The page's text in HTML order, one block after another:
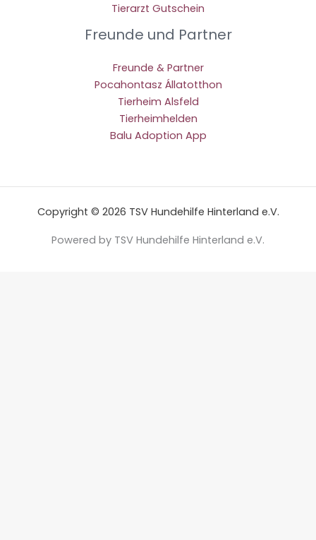
Tierarzt Gutschein
Freunde und Partner
Freunde & Partner
Pocahontasz Állatotthon
Tierheim Alsfeld
Tierheimhelden
Balu Adoption App
Copyright © 2026 TSV Hundehilfe Hinterland e.V.
Powered by TSV Hundehilfe Hinterland e.V.